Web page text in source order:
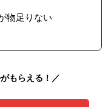
物足りない
もらえる！／